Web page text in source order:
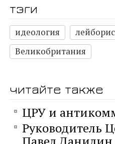
тэги
идеология
Великобритания
читайте также
ЦРУ и
Руководитель